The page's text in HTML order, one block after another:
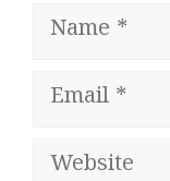
Name
Email
Website